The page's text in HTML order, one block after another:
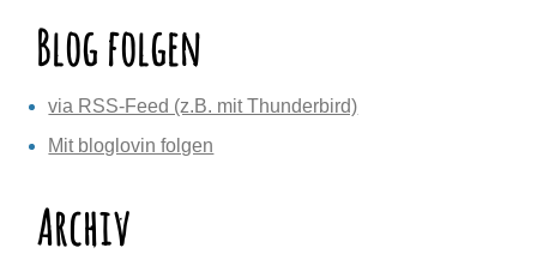
Blog folgen
via RSS-Feed (z.B. mit Thunderbird)
Mit bloglovin folgen
Archiv